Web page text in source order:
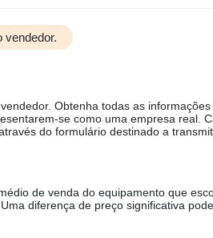
vendedor.
Obtenha todas as
se como uma empresa real.
do formulário destinado a
de venda do equipamento que
diferença de preço significativa